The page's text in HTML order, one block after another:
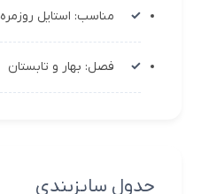
مناسب: استایل روزمره
فصل: بهار و تابستان
جدول سایزبندی